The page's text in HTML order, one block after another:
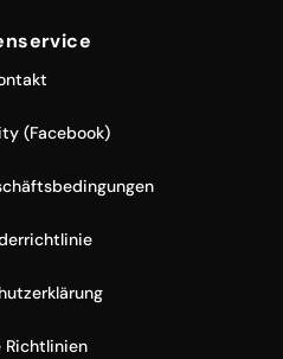
(Facebook)
Richtlinien